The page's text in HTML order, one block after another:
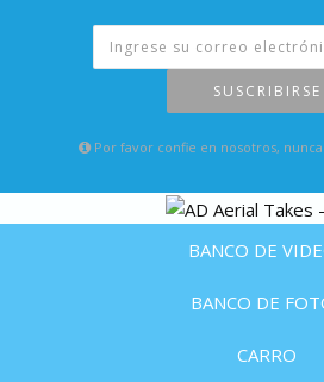
SUSCRIBIRSE
Por favor confie en nosotros,
BANCO DE
BANCO DE
CARRO